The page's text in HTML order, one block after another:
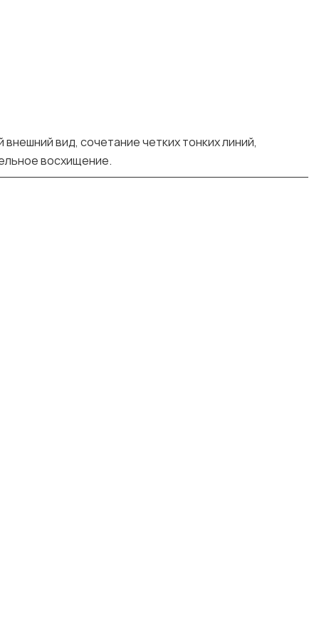
вид, сочетание четких тонких линий,
восхищение.